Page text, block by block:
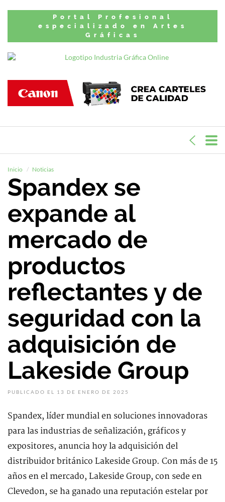
Portal Profesional
especializado en Artes
Gráficas
Inicio Noticias
Spandex se
expande al
mercado de
productos
reflectantes y de
seguridad con la
adquisición de
Lakeside Group
PUBLICADO EL 13 DE ENERO DE 2025
Spandex, líder mundial en soluciones innovadoras
para las industrias de señalización, gráficos y
expositores, anuncia hoy la adquisición del
distribuidor británico Lakeside Group. Con más de 15
años en el mercado, Lakeside Group, con sede en
Clevedon, se ha ganado una reputación estelar por